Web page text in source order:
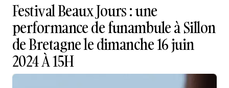
Festival Beaux Jours : une
performance de funambule à Sillon
de Bretagne le dimanche 16 juin
2024 À 15H